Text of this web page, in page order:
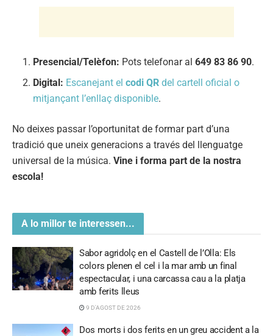
Presencial/Telèfon: Pots telefonar al649 83 86 90.
Digital: Escanejant elcodi QR del cartell oficial o
mitjançant l’enllaç disponible.
No deixes passar l’oportunitat de formar part d’una
tradició que uneix generacions a través del llenguatge
universal de la música. Vine i forma part de la nostra
escola!
A lo millor te interessen...
Sabor agridolç en el Castell de l’Olla: Els
colors plenen el cel i la mar amb un final
espectacular, i una carcassa cau a la platja
amb ferits lleus
9 D'AGOST DE 2026
Dos morts i dos ferits en un greu accident a la